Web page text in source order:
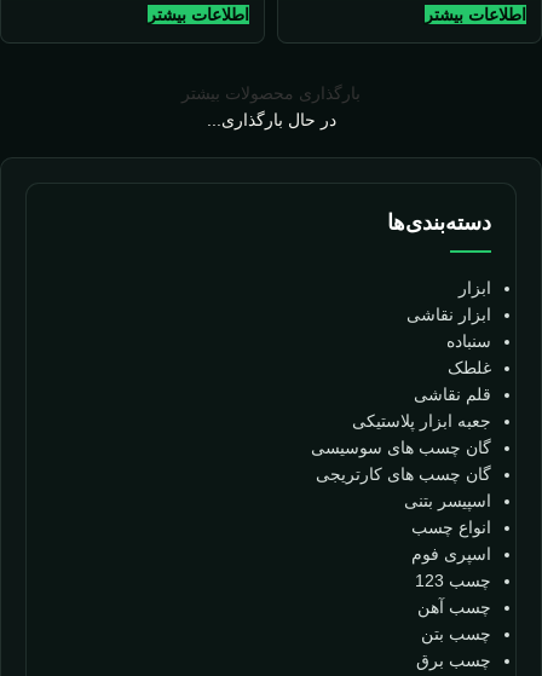
دسته‌بندی‌ها
ابزار
ابزار نقاشی
سنباده
غلطک
قلم نقاشی
جعبه ابزار پلاستیکی
گان چسب های سوسیسی
گان چسب های کارتریجی
اسپیسر بتنی
انواع چسب
اسپری فوم
چسب 123
چسب آهن
چسب بتن
چسب برق
اطلاعات بیشتر
اطلاعات بیشتر
بارگذاری محصولات بیشتر
در حال بارگذاری...